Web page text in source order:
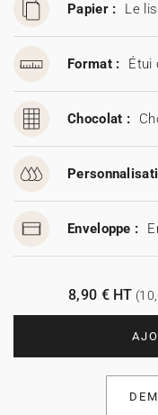
Papier : Le
Format : Étui
Chocolat :
Enveloppe :
8,90 € HT